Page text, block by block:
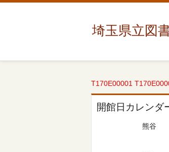
埼玉県立図
T170E00001
開館日カレンダ
熊谷